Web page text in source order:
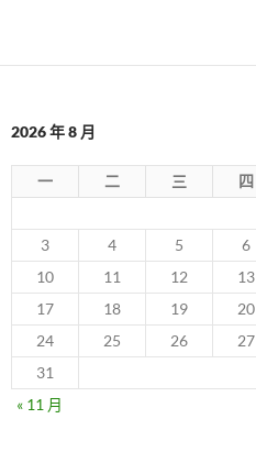
導
2026 年 8 月
一 二 三 四
3
4 5 6
10
11 12 13
17
18 19 20
24
25 26 27
31
« 11 月